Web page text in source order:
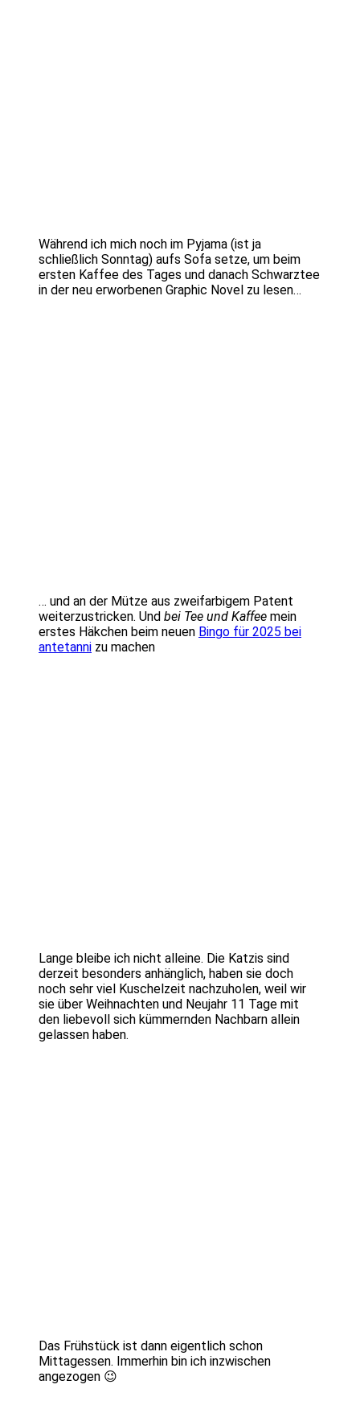
Während ich mich noch im Pyjama (ist ja
schließlich Sonntag) aufs Sofa setze, um beim
ersten Kaffee des Tages und danach Schwarztee
in der neu erworbenen Graphic Novel zu lesen…
… und an der Mütze aus zweifarbigem Patent
weiterzustricken. Und bei Tee und Kaffee mein
erstes Häkchen beim neuen Bingo für 2025 bei
antetanni zu machen
Lange bleibe ich nicht alleine. Die Katzis sind
derzeit besonders anhänglich, haben sie doch
noch sehr viel Kuschelzeit nachzuholen, weil wir
sie über Weihnachten und Neujahr 11 Tage mit
den liebevoll sich kümmernden Nachbarn allein
gelassen haben.
Das Frühstück ist dann eigentlich schon
Mittagessen. Immerhin bin ich inzwischen
angezogen 😉